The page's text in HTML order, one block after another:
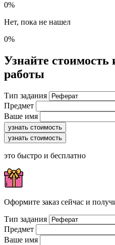
0%
Нет, пока не нашел
0%
Узнайте
работы
Тип задания
Предмет
Ваше имя
узнать стоимость
узнать стоимость
это быстро и бесплатно
Оформите заказ сейчас и
Тип задания
Предмет
Ваше имя